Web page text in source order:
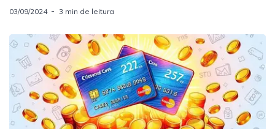
03/09/2024 3 min de leitura